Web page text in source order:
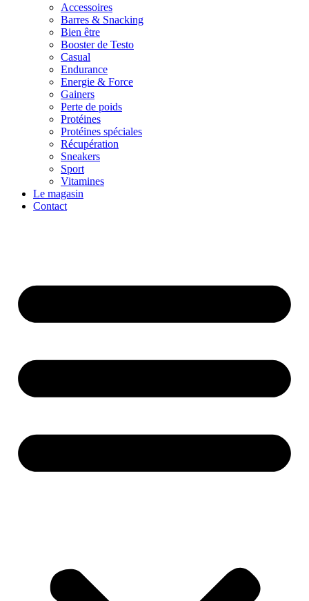
Accessoires
Barres & Snacking
Bien être
Booster de Testo
Casual
Endurance
Energie & Force
Gainers
Perte de poids
Protéines
Protéines spéciales
Récupération
Sneakers
Sport
Vitamines
Le magasin
Contact